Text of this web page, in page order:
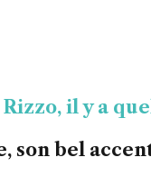
il y a
son bel